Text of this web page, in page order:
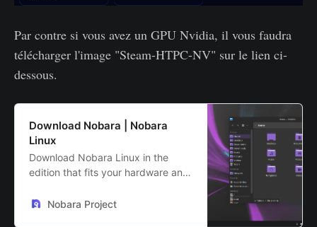
Par contre si vous avez un GPU Nvidia, il vous faudra
télécharger l'image "Steam-HTPC-NV" sur le lien ci-
dessous.
Download Nobara | Nobara
Linux
Download Nobara Linux in the
edition that fits your hardware and
Nobara Project